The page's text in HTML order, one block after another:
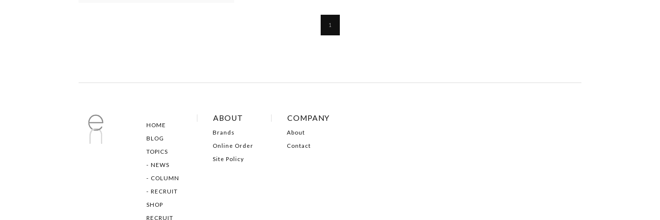
1
HOME
BLOG
TOPICS
NEWS
COLUMN
RECRUIT
SHOP
RECRUIT
ABOUT
Brands
Online Order
Site Policy
COMPANY
About
Contact